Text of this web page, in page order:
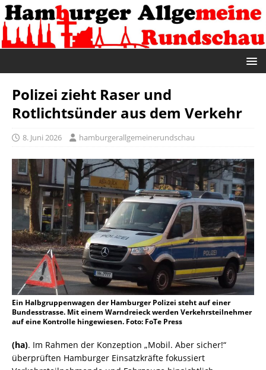
Polizei zieht Raser und
Rotlichtsünder aus dem Verkehr
8. Juni 2026 hamburgerallgemeinerundschau
Ein Halbgruppenwagen der Hamburger Polizei steht auf einer
Bundesstrasse. Mit einem Warndreieck werden Verkehrsteilnehmer
auf eine Kontrolle hingewiesen. Foto: FoTe Press
(ha). Im Rahmen der Konzeption „Mobil. Aber sicher!“
überprüften Hamburger Einsatzkräfte fokussiert